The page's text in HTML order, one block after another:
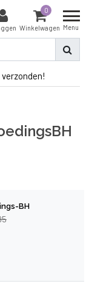
0
Winkelwagen Menu
BH